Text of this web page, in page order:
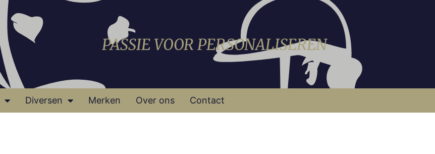
PASSIE VOOR PERSONALISEREN
Diversen Merken Over ons Contact